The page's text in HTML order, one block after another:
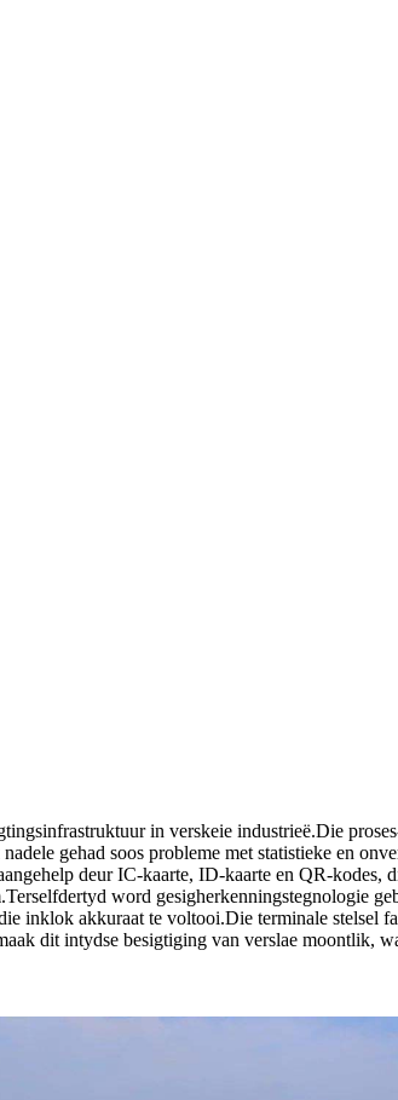
in verskeie industrieë.Die
gehad soos probleme met statistieke en
deur IC-kaarte, ID-kaarte en QR-
word gesigherkenningstegnologie
inklok akkuraat te voltooi.Die terminale stelsel
dit intydse besigtiging van verslae moontlik,